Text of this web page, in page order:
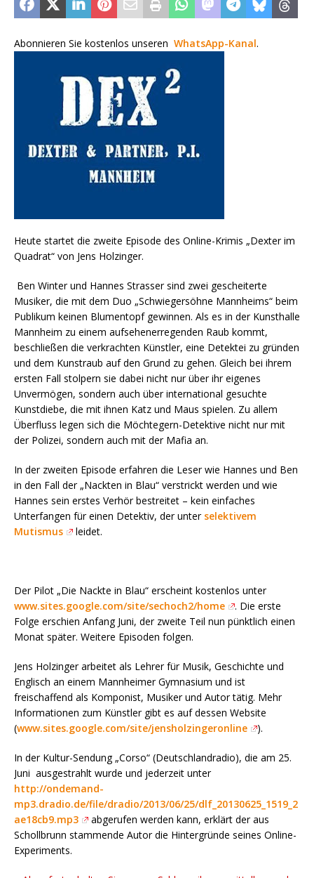
Abonnieren Sie kostenlos unseren WhatsApp-Kanal.
Heute startet die zweite Episode des Online-Krimis „Dexter im
Quadrat“ von Jens Holzinger.
Ben Winter und Hannes Strasser sind zwei gescheiterte
Musiker, die mit dem Duo „Schwiegersöhne Mannheims“ beim
Publikum keinen Blumentopf gewinnen. Als es in der Kunsthalle
Mannheim zu einem aufsehenerregenden Raub kommt,
beschließen die verkrachten Künstler, eine Detektei zu gründen
und dem Kunstraub auf den Grund zu gehen. Gleich bei ihrem
ersten Fall stolpern sie dabei nicht nur über ihr eigenes
Unvermögen, sondern auch über international gesuchte
Kunstdiebe, die mit ihnen Katz und Maus spielen. Zu allem
Überfluss legen sich die Möchtegern-Detektive nicht nur mit
der Polizei, sondern auch mit der Mafia an.
In der zweiten Episode erfahren die Leser wie Hannes und Ben
in den Fall der „Nackten in Blau“ verstrickt werden und wie
Hannes sein erstes Verhör bestreitet – kein einfaches
Unterfangen für einen Detektiv, der unter selektivem
Mutismus
leidet.
Der Pilot „Die Nackte in Blau“ erscheint kostenlos unter
www.sites.google.com/site/sechoch2/home
. Die erste
Folge erschien Anfang Juni, der zweite Teil nun pünktlich einen
Monat später. Weitere Episoden folgen.
Jens Holzinger arbeitet als Lehrer für Musik, Geschichte und
Englisch an einem Mannheimer Gymnasium und ist
freischaffend als Komponist, Musiker und Autor tätig. Mehr
Informationen zum Künstler gibt es auf dessen Website
(www.sites.google.com/site/jensholzingeronline ).
In der Kultur-Sendung „Corso“ (Deutschlandradio), die am 25.
Juni ausgestrahlt wurde und jederzeit unter
http://ondemand-
mp3.dradio.de/file/dradio/2013/06/25/dlf_20130625_1519_2
ae18cb9.mp3
abgerufen werden kann, erklärt der aus
Schollbrunn stammende Autor die Hintergründe seines Online-
Experiments.